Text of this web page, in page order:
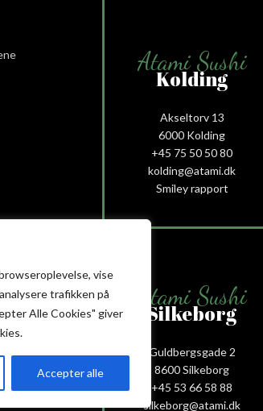
vise
trafikken på
Alle Cookies" giver
Accepter alle
Atami Sushi
Kolding
Akseltorv 13
6000 Kolding
+45 75 50 50 80
kolding@atami.dk
Smiley rapport
Atami Sushi
Silkeborg
Guldbergsgade 2
8600 Silkeborg
+45 53 66 58 88
silkeborg@atami.dk